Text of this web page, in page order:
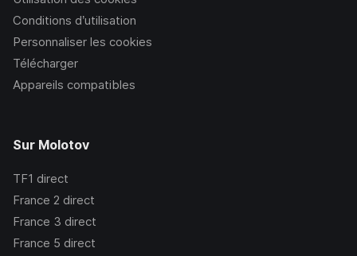
Conditions d’utilisation
Personnaliser les cookies
Télécharger
Appareils compatibles
Sur Molotov
TF1 direct
France 2 direct
France 3 direct
France 5 direct